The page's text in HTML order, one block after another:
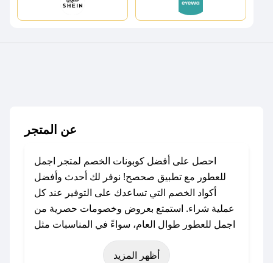
عن المتجر
احصل على أفضل كوبونات الخصم لمتجر اجمل
للعطور مع تطبيق صحصح! نوفر لك أحدث وأفضل
أكواد الخصم التي تساعدك على التوفير عند كل
عملية شراء. استمتع بعروض وخصومات حصرية من
اجمل للعطور طوال العام، سواءً في المناسبات مثل
عيد الفطر، عيد الأضحى، الجمعة البيضاء (شهر
نوفمبر)، رمضان، اليوم الوطني، يوم التأسيس، أو
أظهر المزيد